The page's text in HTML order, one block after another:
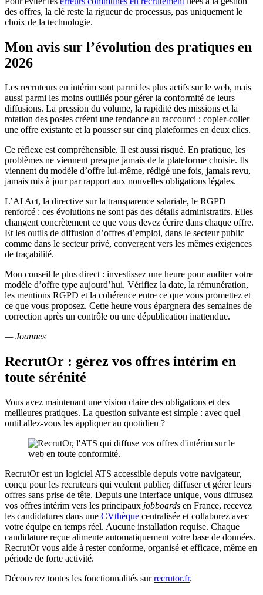
des offres, la clé reste la rigueur de processus, pas uniquement le
choix de la technologie.
Mon avis sur l’évolution des pratiques en
2026
Les recruteurs en intérim sont parmi les plus actifs sur le web, mais
aussi parmi les moins outillés pour gérer la conformité de leurs
diffusions. La pression du volume, la rapidité des missions et la
rotation des postes créent une tendance au raccourci : copier-coller
une offre existante et la pousser sur cinq plateformes en deux clics.
Ce réflexe est compréhensible. Il est aussi risqué. En pratique, les
problèmes ne viennent presque jamais de la plateforme choisie. Ils
viennent du modèle d’offre lui-même, rédigé une fois, jamais revu,
jamais mis à jour par rapport aux nouvelles obligations légales.
L’AI Act, la directive sur la transparence salariale, le RGPD
renforcé : ces évolutions ne sont pas des détails administratifs. Elles
changent concrètement ce que vous devez écrire dans chaque offre.
Et les outils de diffusion d’offres d’emploi, dans le secteur public
comme dans le secteur privé, convergent vers les mêmes exigences
de traçabilité.
Mon conseil le plus direct : investissez une heure pour auditer votre
modèle d’offre type aujourd’hui. Vérifiez la date, la rémunération,
les mentions RGPD et la cohérence entre ce que vous promettez et
ce que vous proposez. Cette heure vous épargnera des semaines de
correction après un contrôle ou une dépublication inattendue.
— Joannes
RecrutOr : gérez vos offres intérim en
toute sérénité
Vous avez maintenant une vision claire des obligations et des
meilleures pratiques. La question suivante est simple : avec quel
outil allez-vous les appliquer au quotidien ?
RecrutOr est un logiciel ATS accessible depuis votre navigateur,
conçu pour les recruteurs qui veulent publier, diffuser et gérer leurs
offres sans prise de tête. Depuis une interface unique, vous diffusez
vos offres intérim vers les principaux jobboards en France, recevez
les candidatures dans une CVthèque centralisée et collaborez avec
votre équipe en temps réel. Aucune installation requise. Chaque
candidature reçue alimente automatiquement votre base de données.
RecrutOr vous aide à rester conforme, organisé et efficace, même en
période de forte activité.
Découvrez toutes les fonctionnalités surrecrutor.fr.